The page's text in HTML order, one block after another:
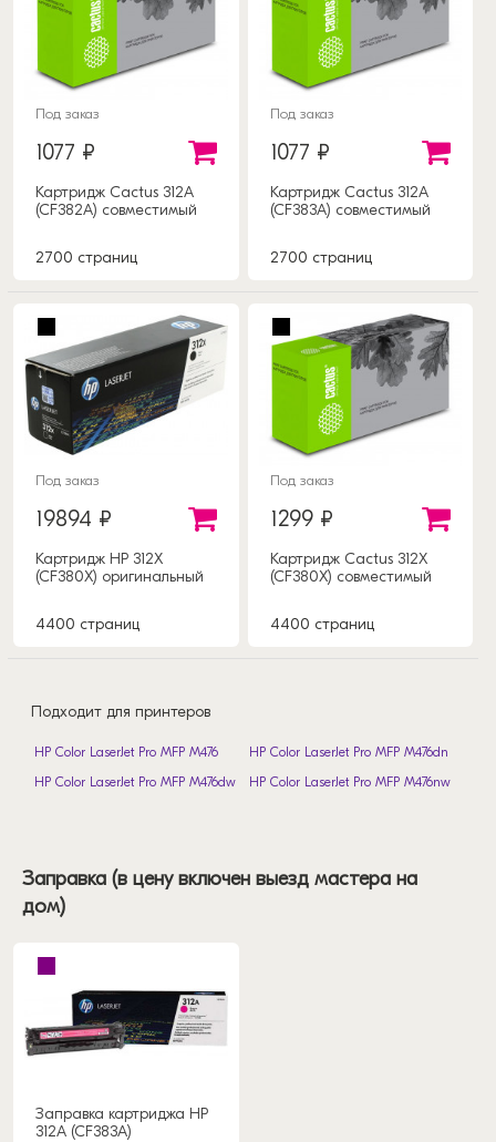
Под заказ
1077 ₽
Картридж Cactus 312A
(CF382A) совместимый
2700 страниц
Под заказ
1077 ₽
Картридж Cactus 312A
(CF383A) совместимый
2700 страниц
Под заказ
19894 ₽
Картридж HP 312X
(CF380X) оригинальный
4400 страниц
Под заказ
1299 ₽
Картридж Cactus 312X
(CF380X) совместимый
4400 страниц
Подходит для принтеров
HP Color LaserJet Pro MFP M476
HP Color LaserJet Pro MFP M476dn
HP Color LaserJet Pro MFP M476dw
HP Color LaserJet Pro MFP M476nw
Заправка (в цену включен выезд мастера на
дом)
Заправка картриджа HP
312A (CF383A)